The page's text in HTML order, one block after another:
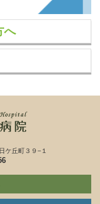
へ
ケ丘町３９−１